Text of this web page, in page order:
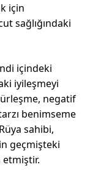
için
sağlığındaki
içindeki
iyileşmeyi
negatif
benimseme
sahibi,
geçmişteki
etmiştir.